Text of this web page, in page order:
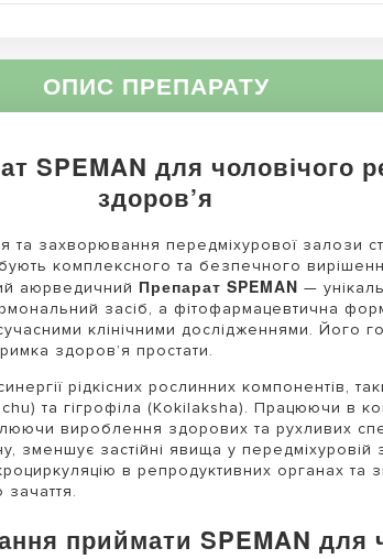
ОПИС ПРЕПАРАТУ
SPEMAN для чоловічого
здоров’я
та захворювання передміхурової залози
комплексного та безпечного
аюрведичний Препарат SPEMAN —
засіб, а фітофармацевтична
клінічними дослідженнями. Його
здоров’я простати.
рідкісних рослинних компонентів,
та гігрофіла (Kokilaksha). Працюючи в
вироблення здорових та рухливих
зменшує застійні явища у
в репродуктивних органах та
приймати SPEMAN для